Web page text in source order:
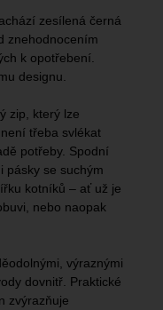
zesílená černá
znehodnocením
k opotřebení.
designu.
zip, který lze
třeba svlékat
potřeby. Spodní
pásky se suchým
kotníků – ať už je
nebo naopak
výraznými
dovnitř. Praktické
zvýrazňuje